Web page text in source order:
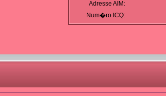
Adresse AIM:
Num�ro ICQ: